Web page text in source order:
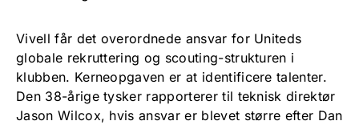
Vivell får det overordnede ansvar for Uniteds
globale rekruttering og scouting-strukturen i
klubben. Kerneopgaven er at identificere talenter.
Den 38-årige tysker rapporterer til teknisk direktør
Jason Wilcox, hvis ansvar er blevet større efter Dan